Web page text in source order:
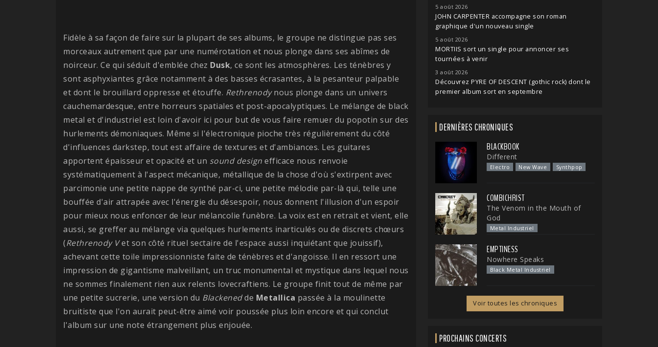
Fidèle à sa façon de faire sur la plupart de ses albums, le groupe ne distingue pas ses
morceaux autrement que par une numérotation et nous plonge dans ses abîmes de
noirceur. Ce qui séduit d'emblée chez Dusk, ce sont les atmosphères. Les ténèbres y
sont asphyxiantes grâce notamment à des basses écrasantes, à la pesanteur palpable
et dont le brouillard oppresse et étouffe. Rethrenodynous plonge dans un univers
cauchemardesque, entre horreurs spatiales et post-apocalyptiques. Le mélange de black
metal et d'industriel est loin d'avoir ici pour but de vous faire remuer du popotin sur des
hurlements démoniaques. Même si l'électronique pioche très régulièrement du côté
d'influences darkstep, tout est affaire de textures et d'ambiances. Les guitares
apportent épaisseur et opacité et un sound design efficace nous renvoie
systématiquement à l'aspect mécanique, métallique de la chose d'où s'extirpent avec
parcimonie une petite nappe de synthé par-ci, une petite mélodie par-là qui, telle une
bouffée d'air attrapée avec l'énergie du désespoir, nous donnent l'illusion d'un espoir
pour mieux nous enfoncer de leur mélancolie funèbre. La voix est en retrait et vient, elle
aussi, se greffer au mélange via quelques hurlements inarticulés ou de discrets chœurs
(Rethrenody Vet son côté rituel sectaire de l'espace aussi inquiétant que jouissif),
achevant cette toile impressionniste faite de ténèbres et d'angoisse. Il en ressort une
impression de gigantisme malveillant, un truc monumental et mystique dans lequel nous
ne sommes finalement rien aux relents lovecraftiens. Le groupe finit tout de même par
une petite sucrerie, une version du Blackenedde Metallica passée à la moulinette
bruitiste que l'on aurait peut-être aimé voir poussée plus loin encore et qui conclut
l'album sur une note étrangement plus enjouée.
5 août 2026
JOHN CARPENTER accompagne son roman
graphique d'un nouveau single
5 août 2026
MORTIIS sort un single pour annoncer ses
tournées à venir
3 août 2026
Découvrez PYRE OF DESCENT (gothic rock) dont le
premier album sort en septembre
DERNIÈRES CHRONIQUES
BLACKBOOK
Different
Electro New Wave Synthpop
COMBICHRIST
The Venom in the Mouth of
God
Metal Industriel
EMPTINESS
Nowhere Speaks
Black Metal Industriel
Voir toutes les chroniques
PROCHAINS CONCERTS